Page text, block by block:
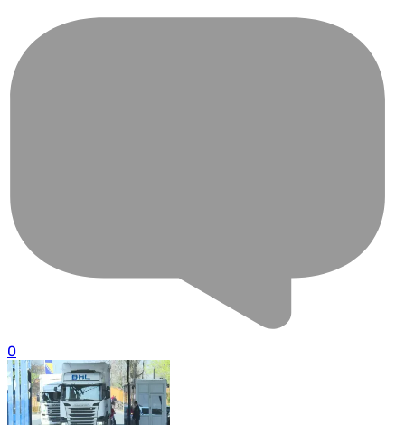
0